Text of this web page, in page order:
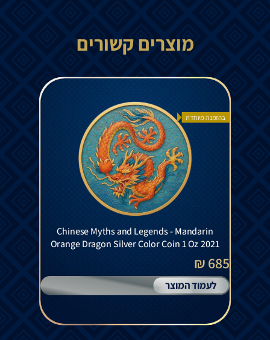
מוצרים קשורים
בהזמנה מיוחדת
Chinese Myths and Legends - Mandarin
Orange Dragon Silver Color Coin 1 Oz 2021
685 ₪
לעמוד המוצר